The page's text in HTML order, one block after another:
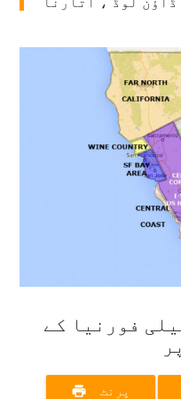
فورنیا کے
print پرنٹ